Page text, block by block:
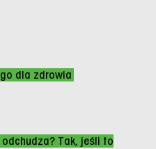
dla zdrowia
odchudza? Tak, jeśli to